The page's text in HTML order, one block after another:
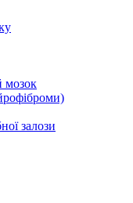
мозок
залози